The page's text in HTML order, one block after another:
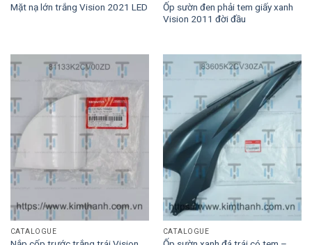
Mặt nạ lớn trắng Vision 2021 LED
Ốp sườn đen phải tem giấy xanh
Vision 2011 đời đầu
CATALOGUE CATALOGUE